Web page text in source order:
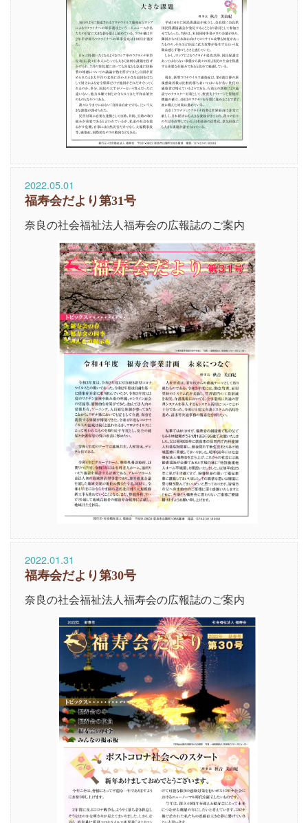
2022.05.01
福寿会だより第31号
奈良の社会福祉法人福寿会の広報誌のご案内
2022.01.31
福寿会だより第30号
奈良の社会福祉法人福寿会の広報誌のご案内